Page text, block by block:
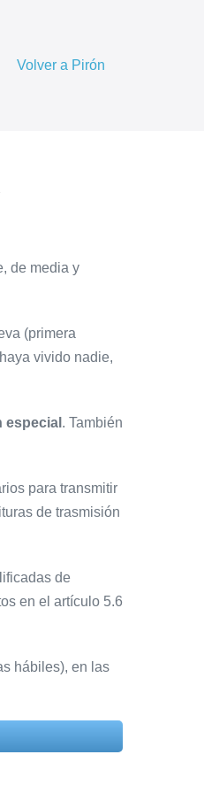
Volver a Pirón
de media y
(primera
vivido nadie,
especial . También
para transmitir
de trasmisión
de
en el artículo 5.6
hábiles), en las